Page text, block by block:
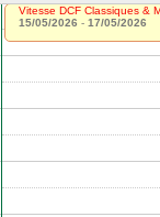
Vitesse DCF Classiques &
15/05/2026 - 17/05/2026